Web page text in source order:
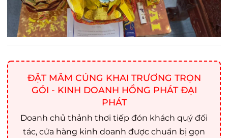
ĐẶT MÂM CÚNG KHAI TRƯƠNG TRỌN
GÓI - KINH DOANH HỒNG PHÁT ĐẠI
PHÁT
Doanh chủ thảnh thơi tiếp đón khách quý đối
tác, cửa hàng kinh doanh được chuẩn bị gọn